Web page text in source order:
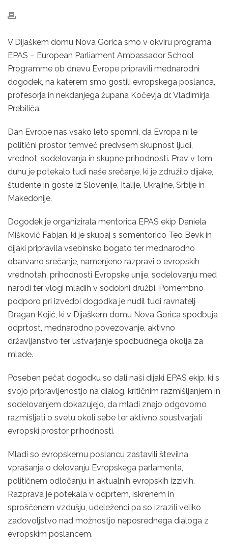
V Dijaškem domu Nova Gorica smo v okviru programa
EPAS – European Parliament Ambassador School
Programme ob dnevu Evrope pripravili mednarodni
dogodek, na katerem smo gostili evropskega poslanca,
profesorja in nekdanjega župana Kočevja dr. Vladimirja
Prebiliča.
Dan Evrope nas vsako leto spomni, da Evropa ni le
politični prostor, temveč predvsem skupnost ljudi,
vrednot, sodelovanja in skupne prihodnosti. Prav v tem
duhu je potekalo tudi naše srečanje, ki je združilo dijake,
študente in goste iz Slovenije, Italije, Ukrajine, Srbije in
Makedonije.
Dogodek je organizirala mentorica EPAS ekip Daniela
Mišković Fabjan, ki je skupaj s somentorico Teo Bevk in
dijaki pripravila vsebinsko bogato ter mednarodno
obarvano srečanje, namenjeno razpravi o evropskih
vrednotah, prihodnosti Evropske unije, sodelovanju med
narodi ter vlogi mladih v sodobni družbi. Pomembno
podporo pri izvedbi dogodka je nudil tudi ravnatelj
Dragan Kojić, ki v Dijaškem domu Nova Gorica spodbuja
odprtost, mednarodno povezovanje, aktivno
državljanstvo ter ustvarjanje spodbudnega okolja za
mlade.
Poseben pečat dogodku so dali naši dijaki EPAS ekip, ki s
svojo pripravljenostjo na dialog, kritičnim razmišljanjem in
sodelovanjem dokazujejo, da mladi znajo odgovorno
razmišljati o svetu okoli sebe ter aktivno soustvarjati
evropski prostor prihodnosti.
Mladi so evropskemu poslancu zastavili številna
vprašanja o delovanju Evropskega parlamenta,
političnem odločanju in aktualnih evropskih izzivih.
Razprava je potekala v odprtem, iskrenem in
sproščenem vzdušju, udeleženci pa so izrazili veliko
zadovoljstvo nad možnostjo neposrednega dialoga z
evropskim poslancem.